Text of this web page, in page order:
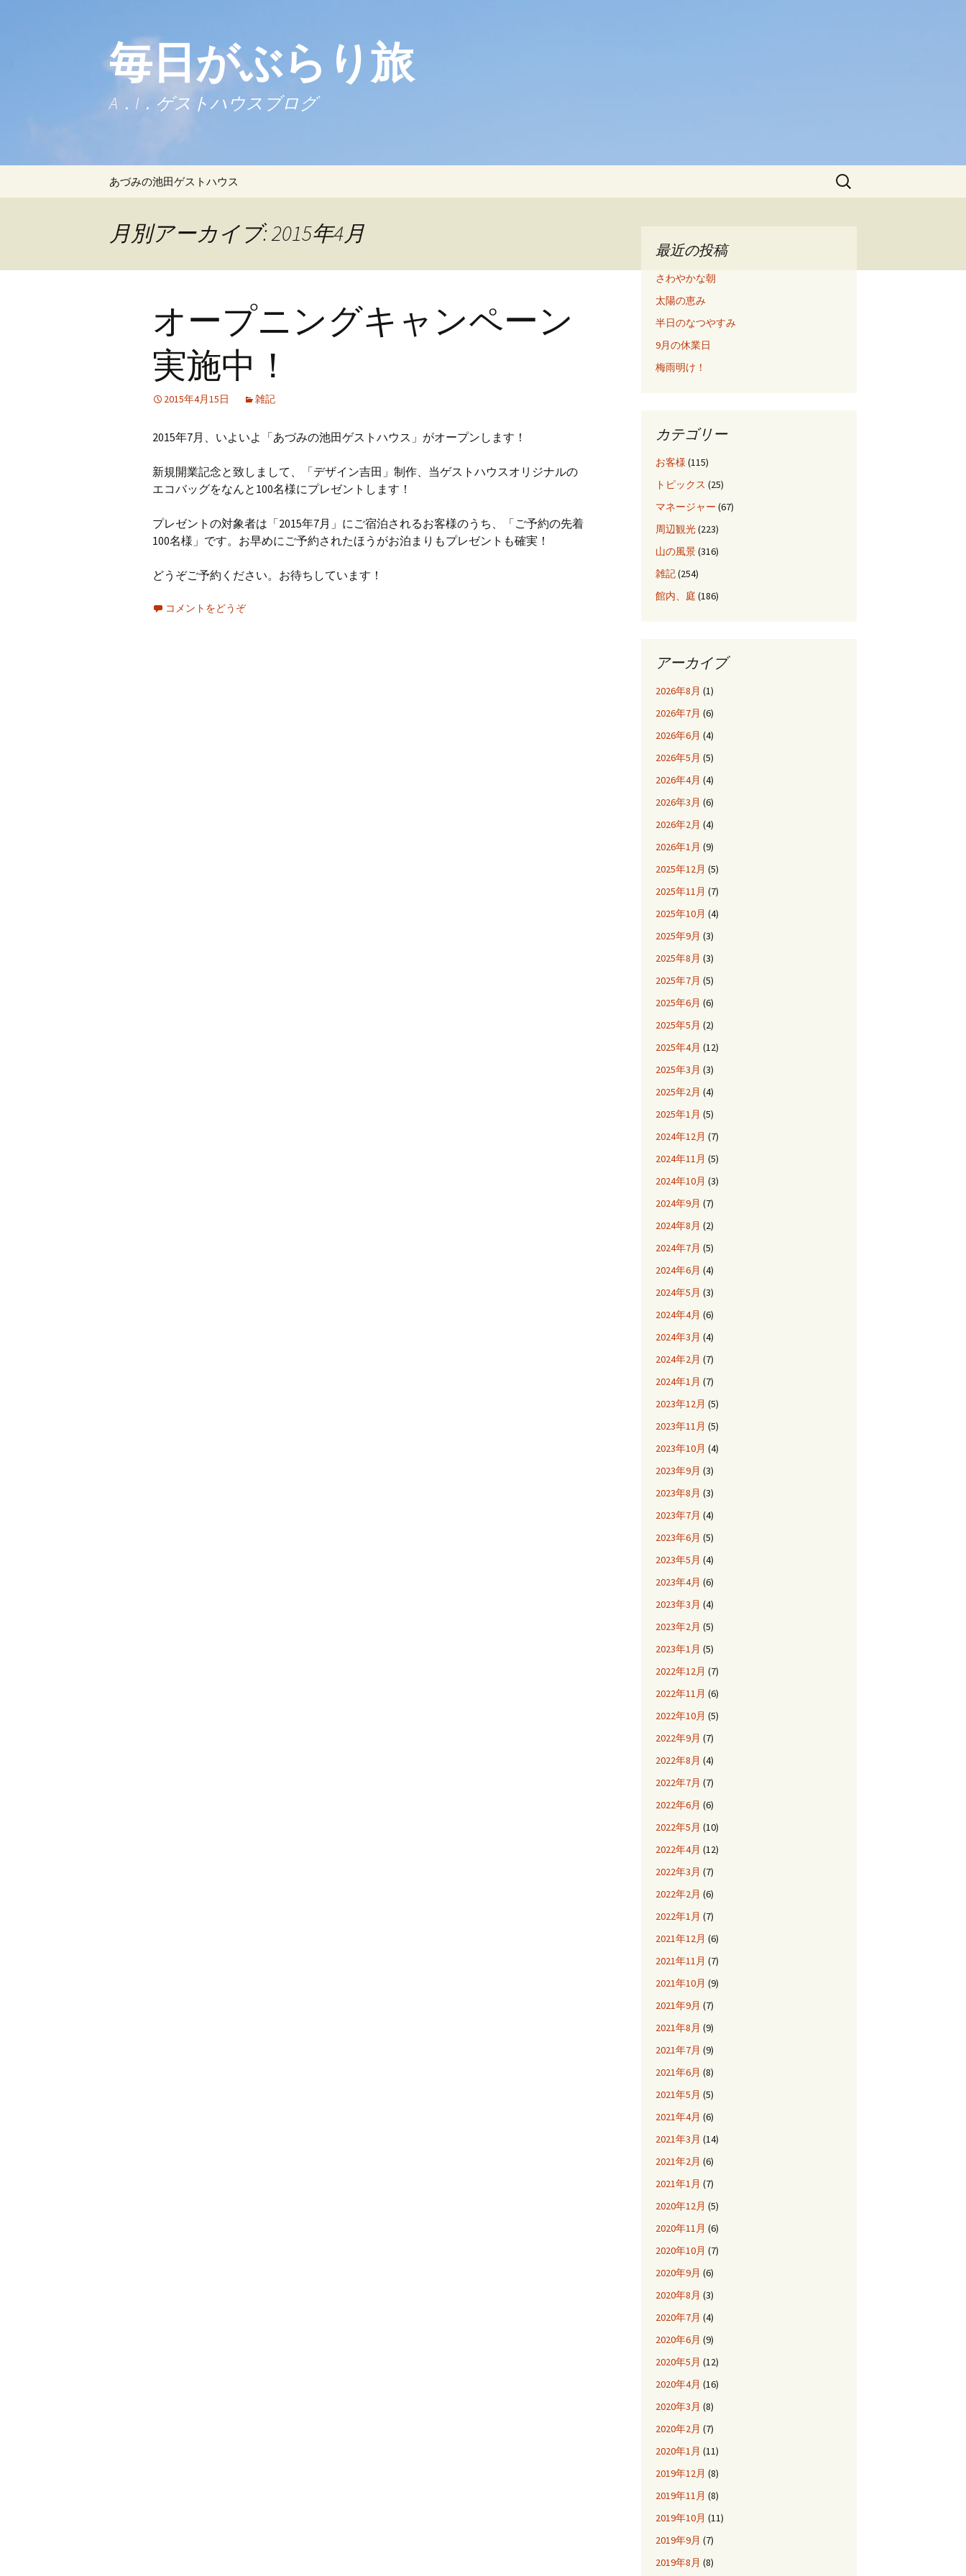
毎日がぶらり旅
A．I．ゲストハウスブログ
コンテンツへ移動
あづみの池田ゲストハウス
検
月別アーカイブ: 2015年4月
オープニングキャンペーン
実施中！
2015年4月15日 雑記
2015年7月、いよいよ「あづみの池田ゲストハウス」がオープンします！
新規開業記念と致しまして、「デザイン吉田」制作、当ゲストハウスオリジナルの
エコバッグをなんと100名様にプレゼントします！
プレゼントの対象者は「2015年7月」にご宿泊されるお客様のうち、「ご予約の先着
100名様」です。お早めにご予約されたほうがお泊まりもプレゼントも確実！
どうぞご予約ください。お待ちしています！
コメントをどうぞ
最近の投稿
さわやかな朝
太陽の恵み
半日のなつやすみ
9月の休業日
梅雨明け！
カテゴリー
お客様 (115)
トピックス (25)
マネージャー (67)
周辺観光(223)
山の風景(316)
雑記(254)
館内、庭 (186)
アーカイブ
2026年8月 (1)
2026年7月 (6)
2026年6月 (4)
2026年5月 (5)
2026年4月 (4)
2026年3月 (6)
2026年2月 (4)
2026年1月 (9)
2025年12月 (5)
2025年11月 (7)
2025年10月 (4)
2025年9月 (3)
2025年8月 (3)
2025年7月 (5)
2025年6月 (6)
2025年5月 (2)
2025年4月 (12)
2025年3月 (3)
2025年2月 (4)
2025年1月 (5)
2024年12月 (7)
2024年11月 (5)
2024年10月 (3)
2024年9月 (7)
2024年8月 (2)
2024年7月 (5)
2024年6月 (4)
2024年5月 (3)
2024年4月 (6)
2024年3月 (4)
2024年2月 (7)
2024年1月 (7)
2023年12月 (5)
2023年11月 (5)
2023年10月 (4)
2023年9月 (3)
2023年8月 (3)
2023年7月 (4)
2023年6月 (5)
2023年5月 (4)
2023年4月 (6)
2023年3月 (4)
2023年2月 (5)
2023年1月 (5)
2022年12月 (7)
2022年11月 (6)
2022年10月 (5)
2022年9月 (7)
2022年8月 (4)
2022年7月 (7)
2022年6月 (6)
2022年5月 (10)
2022年4月 (12)
2022年3月 (7)
2022年2月 (6)
2022年1月 (7)
2021年12月 (6)
2021年11月 (7)
2021年10月 (9)
2021年9月 (7)
2021年8月 (9)
2021年7月 (9)
2021年6月 (8)
2021年5月 (5)
2021年4月 (6)
2021年3月 (14)
2021年2月 (6)
2021年1月 (7)
2020年12月 (5)
2020年11月 (6)
2020年10月 (7)
2020年9月 (6)
2020年8月 (3)
2020年7月 (4)
2020年6月 (9)
2020年5月 (12)
2020年4月 (16)
2020年3月 (8)
2020年2月 (7)
2020年1月 (11)
2019年12月 (8)
2019年11月 (8)
2019年10月 (11)
2019年9月 (7)
2019年8月 (8)